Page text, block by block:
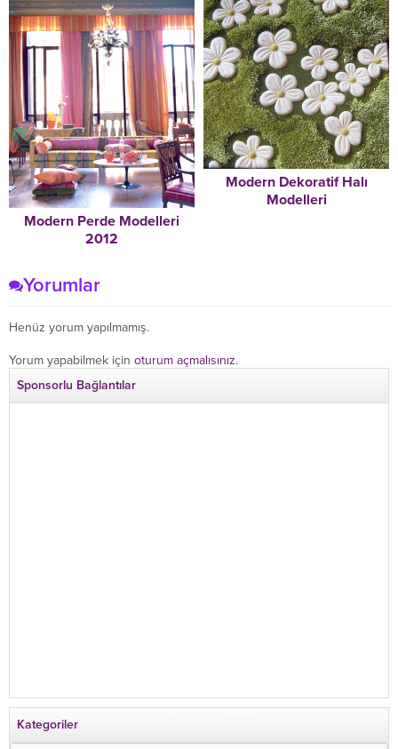
Modern Perde Modelleri
2012
Modern Dekoratif Halı
Modelleri
Yorumlar
Henüz yorum yapılmamış.
Yorum yapabilmek için oturum açmalısınız.
Sponsorlu Bağlantılar
Kategoriler